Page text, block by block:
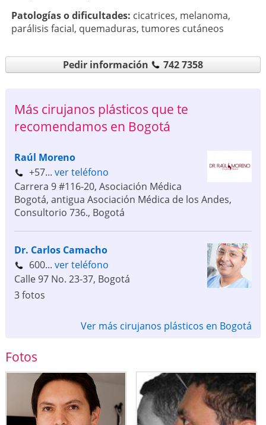
Patologí­as o dificultades: cicatrices, melanoma,
parálisis facial, quemaduras, tumores cutáneos
Pedir información 742 7358
Más cirujanos plásticos que te
recomendamos en Bogotá
Raúl Moreno
+57... ver teléfono
Carrera 9 #116-20, Asociación Médica
Bogotá, antigua Asociación Médica de los Andes,
Consultorio 736., Bogotá
Dr. Carlos Camacho
600... ver teléfono
Calle 97 No. 23-37, Bogotá
3 fotos
Ver más cirujanos plásticos en Bogotá
Fotos